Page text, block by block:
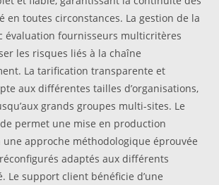
en toutes circonstances. La gestion de la
évaluation fournisseurs multicritères
les risques liés à la chaîne
La tarification transparente et
aux différentes tailles d’organisations,
grands groupes multi-sites. Le
permet une mise en production
une approche méthodologique éprouvée
adaptés aux différents
Le support client bénéficie d’une